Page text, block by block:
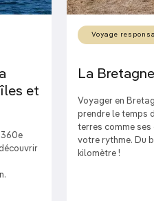
et
360e
Voyage
La
Voyager en
prendre le temps
terres comme
votre rythme. Du
kilomètre !